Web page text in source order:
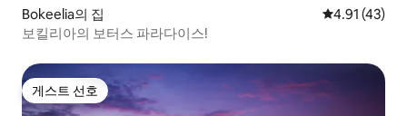
Bokeelia의 집 평점 4.91점
4.91 (43)
보킬리아의 보터스 파라다이스!
게스트 선호
게스트 선호